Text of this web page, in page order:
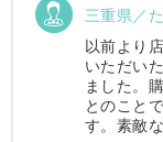
三重県／
以前より
いただい
ました。
とのこと
す。素敵